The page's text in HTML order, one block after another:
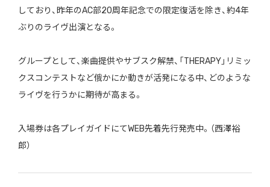
しており、昨年のAC部20周年記念での限定復活を除き、約4年
ぶりのライヴ出演となる。
グループとして、楽曲提供やサブスク解禁、「THERAPY」リミッ
クスコンテストなど俄かにか動きが活発になる中、どのような
ライヴを行うかに期待が高まる。
入場券は各プレイガイドにてWEB先着先行発売中。（西澤裕
郎）